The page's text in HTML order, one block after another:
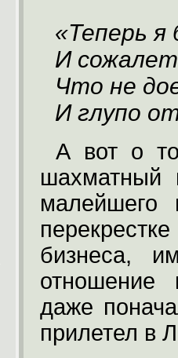
«Теперь я
И
Что не
И глупо
А вот о
шахматный
бизнеса,
даже
прилетел в